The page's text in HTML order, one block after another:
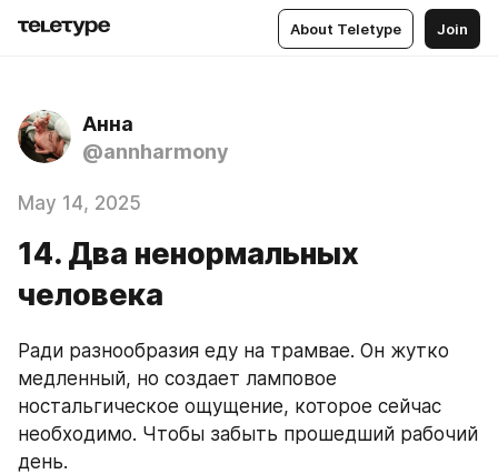
About Teletype Join
Анна
@annharmony
May 14, 2025
14. Два ненормальных
человека
Ради разнообразия еду на трамвае. Он жутко
медленный, но создает ламповое
ностальгическое ощущение, которое сейчас
необходимо. Чтобы забыть прошедший рабочий
день.